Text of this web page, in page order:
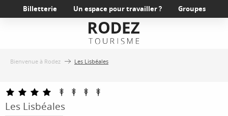
au
Billetterie Un espace pour travailler ? Groupes
Bienvenue à Rodez Les Lisbéales
Les Lisbéales